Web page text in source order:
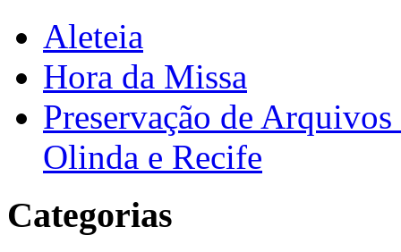
Aleteia
Hora da Missa
Preservação de
Olinda e Recife
Categorias